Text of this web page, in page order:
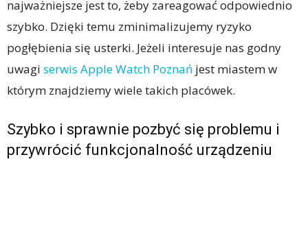
najważniejsze jest to, żeby zareagować odpowiednio
szybko. Dzięki temu zminimalizujemy ryzyko
pogłębienia się usterki. Jeżeli interesuje nas godny
uwagi serwis Apple Watch Poznań jest miastem w
którym znajdziemy wiele takich placówek.
Szybko i sprawnie pozbyć się problemu i
przywrócić funkcjonalność urządzeniu